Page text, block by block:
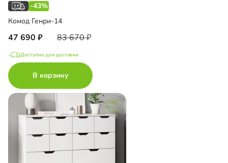
-43%
Комод Генри-14
47 690 83 670
Доступно для доставки
В корзину